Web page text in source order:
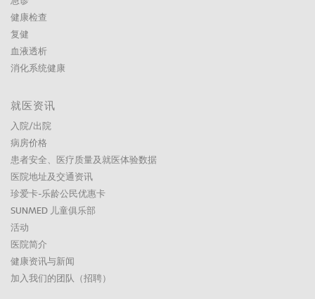
健康检查
复健
血液透析
消化系统健康
就医资讯
入院/出院
病房价格
患者安全、医疗质量及就医体验数据
医院地址及交通资讯
珍爱卡-乐龄公民优惠卡
SUNMED 儿童俱乐部
活动
医院简介
健康资讯与新闻
加入我们的团队（招聘）